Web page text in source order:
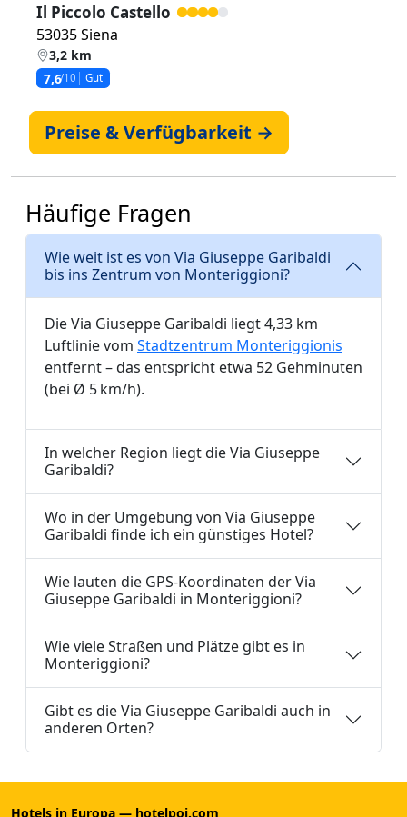
Il Piccolo Castello
53035 Siena
3,2 km
7,6/10 Gut
Preise & Verfügbarkeit →
Häufige Fragen
Wie weit ist es von Via Giuseppe Garibaldi
bis ins Zentrum von Monteriggioni?
Die Via Giuseppe Garibaldi liegt 4,33 km
Luftlinie vom Stadtzentrum Monteriggionis
entfernt – das entspricht etwa 52 Gehminuten
(bei Ø 5 km/h).
In welcher Region liegt die Via Giuseppe
Garibaldi?
Wo in der Umgebung von Via Giuseppe
Garibaldi finde ich ein günstiges Hotel?
Wie lauten die GPS-Koordinaten der Via
Giuseppe Garibaldi in Monteriggioni?
Wie viele Straßen und Plätze gibt es in
Monteriggioni?
Gibt es die Via Giuseppe Garibaldi auch in
anderen Orten?
Hotels in Europa — hotelpoi.com